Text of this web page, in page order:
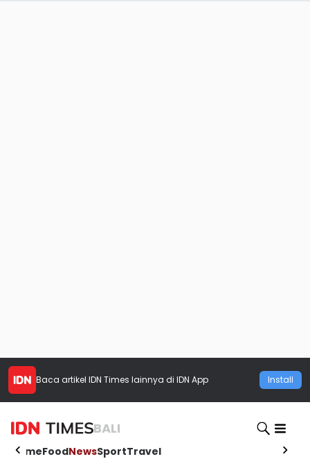
Baca artikel IDN Times lainnya di IDN App Install
BALI
HomeFoodNewsSportTravel